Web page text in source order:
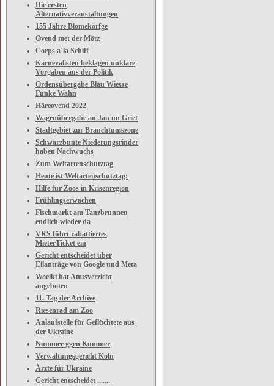
Die ersten
Alternativveranstaltungen
155 Jahre Blomekörfge
Ovend met der Mötz
Corps a`la Schiff
Karnevalisten beklagen unklare
Vorgaben aus der Politik
Ordensübergabe Blau Wiesse
Funke Wahn
Häreovend 2022
Wagenübergabe an Jan un Griet
Stadtgebiet zur Brauchtumszone
Schwarzbunte Niederungsrinder
haben Nachwuchs
Zum Weltartenschutztag
Heute ist Weltartenschutztag:
Hilfe für Zoos in Krisenregion
Frühlingserwachen
Fischmarkt am Tanzbrunnen
endlich wieder da
VRS führt rabattiertes
MieterTicket ein
Gericht entscheidet über
Eilanträge von Google und Meta
Woelki hat Amtsverzicht
angeboten
11. Tag der Archive
Riesenrad am Zoo
Anlaufstelle für Geflüchtete aus
der Ukraine
Nummer ggen Kummer
Verwaltungsgericht Köln
Ärzte für Ukraine
Gericht entscheidet .......